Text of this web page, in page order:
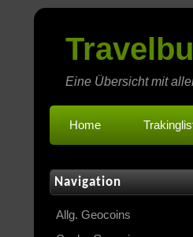
Eine Übersicht mit
Home
Navigation
Allg. Geocoins